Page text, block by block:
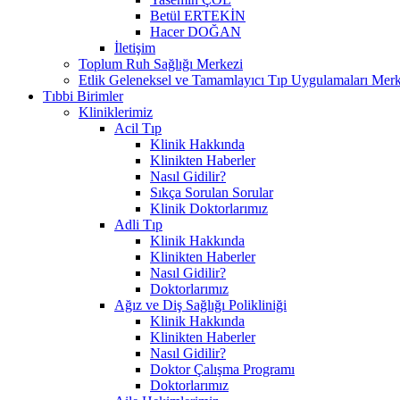
Betül ERTEKİN
Hacer DOĞAN
İletişim
Toplum Ruh Sağlığı Merkezi
Etlik Geleneksel ve Tamamlayıcı Tıp Uygulamaları
Tıbbi Birimler
Kliniklerimiz
Acil Tıp
Klinik Hakkında
Klinikten Haberler
Nasıl Gidilir?
Sıkça Sorulan Sorular
Klinik Doktorlarımız
Adli Tıp
Klinik Hakkında
Klinikten Haberler
Nasıl Gidilir?
Doktorlarımız
Ağız ve Diş Sağlığı Polikliniği
Klinik Hakkında
Klinikten Haberler
Nasıl Gidilir?
Doktor Çalışma Programı
Doktorlarımız